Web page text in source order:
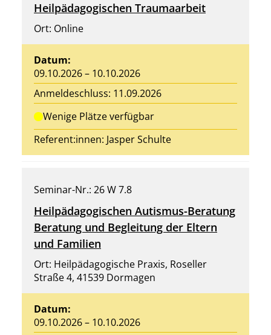
Heilpädagogischen Traumaarbeit
Ort: Online
Datum:
09.10.2026 – 10.10.2026
Anmeldeschluss: 11.09.2026
Wenige Plätze verfügbar
Referent:innen: Jasper Schulte
Seminar-Nr.: 26 W 7.8
Heilpädagogischen Autismus-Beratung
Beratung und Begleitung der Eltern
und Familien
Ort: Heilpädagogische Praxis, Roseller
Straße 4, 41539 Dormagen
Datum:
09.10.2026 – 10.10.2026